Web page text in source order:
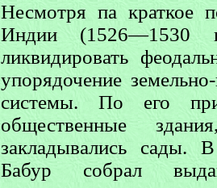
Несмотря па краткое
Индии (1526—1530
ликвидировать
упорядочение
системы. По его
общественные
закладывались сады.
Бабур собрал